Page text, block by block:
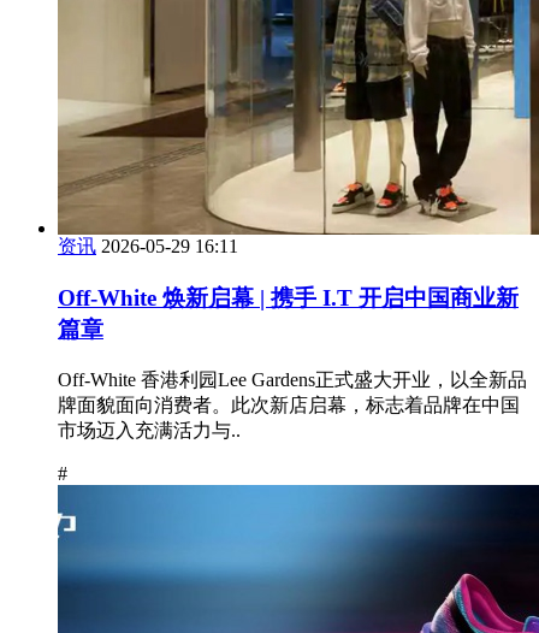
资讯 2026-05-29 16:11
Off-White 焕新启幕 | 携手 I.T 开启中国商业新
篇章
Off-White 香港利园Lee Gardens正式盛大开业，以全新品
牌面貌面向消费者。此次新店启幕，标志着品牌在中国
市场迈入充满活力与..
#